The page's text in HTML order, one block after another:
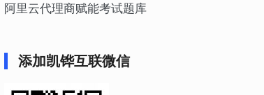
阿里云代理商赋能考试题库
添加凯铧互联微信